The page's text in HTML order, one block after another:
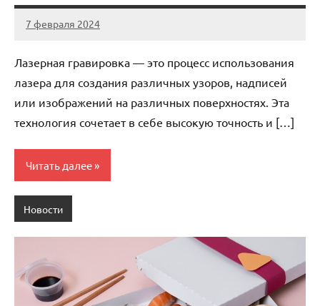
7 февраля 2024
Avtor
Нет
Лазерная гравировка — это процесс использования
лазера для создания различных узоров, надписей
или изображений на различных поверхностях. Эта
технология сочетает в себе высокую точность и […]
Читать далее
Новости